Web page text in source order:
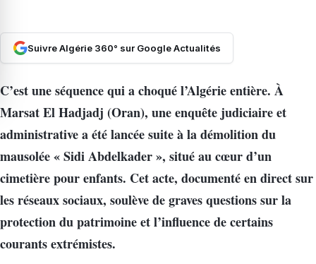
Suivre Algérie 360° sur Google Actualités
C’est une séquence qui a choqué l’Algérie entière. À
Marsat El Hadjadj (Oran), une enquête judiciaire et
administrative a été lancée suite à la démolition du
mausolée « Sidi Abdelkader », situé au cœur d’un
cimetière pour enfants. Cet acte, documenté en direct sur
les réseaux sociaux, soulève de graves questions sur la
protection du patrimoine et l’influence de certains
courants extrémistes.